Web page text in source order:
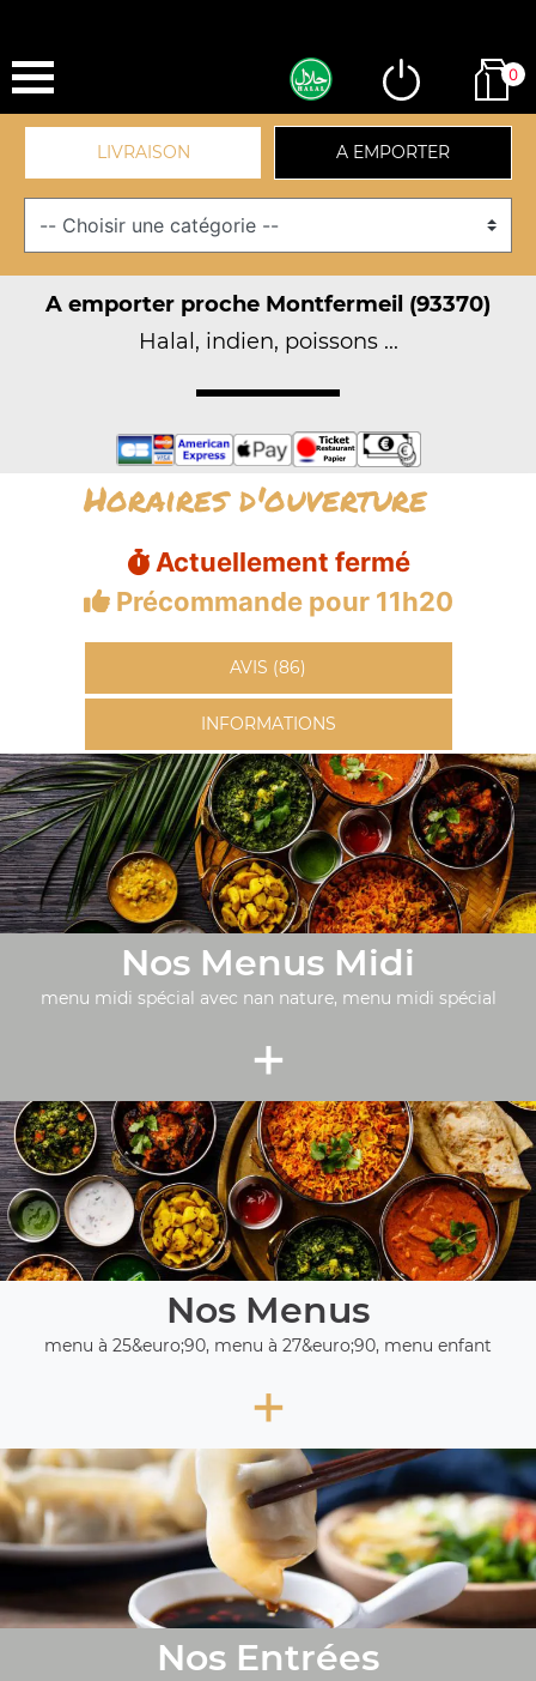
0
LIVRAISON A EMPORTER
A emporter proche Montfermeil (93370)
Halal, indien, poissons ...
Horaires d'ouverture
Actuellement fermé
Précommande pour 11h20
AVIS (86)
INFORMATIONS
Nos Menus Midi
menu midi spécial avec nan nature, menu midi spécial
+
Nos Menus
menu à 25&euro;90, menu à 27&euro;90, menu enfant
+
Nos Entrées